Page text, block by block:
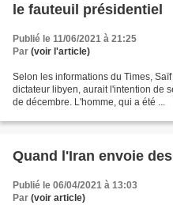
le fauteuil présidentiel
Publié le 11/06/2021 à 21:25
Par (voir l'article)
Selon les informations du Times,
dictateur libyen, aurait l'intention de
de décembre. L'homme, qui a été ...
Quand l'Iran envoie
Publié le 06/04/2021 à 13:03
Par (voir article)